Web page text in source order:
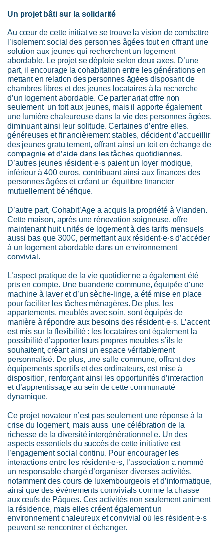
Un projet bâti sur la solidarité
Au cœur de cette initiative se trouve la vision de combattre
l’isolement social des personnes âgées tout en offrant une
solution aux jeunes qui recherchent un logement
abordable. Le projet se déploie selon deux axes. D’une
part, il encourage la cohabitation entre les générations en
mettant en relation des personnes âgées disposant de
chambres libres et des jeunes locataires à la recherche
d’un logement abordable. Ce partenariat offre non
seulement un toit aux jeunes, mais il apporte également
une lumière chaleureuse dans la vie des personnes âgées,
diminuant ainsi leur solitude. Certaines d’entre elles,
généreuses et financièrement stables, décident d’accueillir
des jeunes gratuitement, offrant ainsi un toit en échange de
compagnie et d’aide dans les tâches quotidiennes.
D’autres jeunes résident·e·s paient un loyer modique,
inférieur à 400 euros, contribuant ainsi aux finances des
personnes âgées et créant un équilibre financier
mutuellement bénéfique.
D’autre part, Cohabit’Age a acquis la propriété à Vianden.
Cette maison, après une rénovation soigneuse, offre
maintenant huit unités de logement à des tarifs mensuels
aussi bas que 300€, permettant aux résident·e·s d’accéder
à un logement abordable dans un environnement
convivial.
L’aspect pratique de la vie quotidienne a également été
pris en compte. Une buanderie commune, équipée d’une
machine à laver et d’un sèche-linge, a été mise en place
pour faciliter les tâches ménagères. De plus, les
appartements, meublés avec soin, sont équipés de
manière à répondre aux besoins des résident·e·s. L’accent
est mis sur la flexibilité : les locataires ont également la
possibilité d’apporter leurs propres meubles s’ils le
souhaitent, créant ainsi un espace véritablement
personnalisé. De plus, une salle commune, offrant des
équipements sportifs et des ordinateurs, est mise à
disposition, renforçant ainsi les opportunités d’interaction
et d’apprentissage au sein de cette communauté
dynamique.
Ce projet novateur n’est pas seulement une réponse à la
crise du logement, mais aussi une célébration de la
richesse de la diversité intergénérationnelle. Un des
aspects essentiels du succès de cette initiative est
l’engagement social continu. Pour encourager les
interactions entre les résident·e·s, l’association a nommé
un responsable chargé d’organiser diverses activités,
notamment des cours de luxembourgeois et d’informatique,
ainsi que des événements comvivials comme la chasse
aux œufs de Pâques. Ces activités non seulement animent
la résidence, mais elles créent également un
environnement chaleureux et convivial où les résident·e·s
peuvent se rencontrer et échanger.